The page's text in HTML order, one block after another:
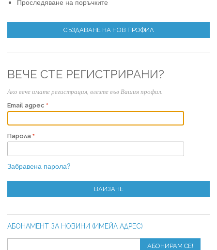
Проследяване на поръчките
СЪЗДАВАНЕ НА НОВ ПРОФИЛ
ВЕЧЕ СТЕ РЕГИСТРИРАНИ?
Ако вече имате регистрация, влезте във Вашия профил.
Email адрес
Парола
Забравена парола?
ВЛИЗАНЕ
АБОНАМЕНТ ЗА НОВИНИ (ИМЕЙЛ АДРЕС)
АБОНИРАМ СЕ!